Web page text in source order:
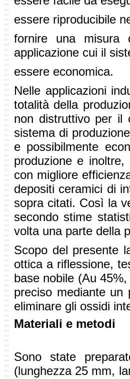
essere riproducibile
fornire una misura
applicazione cui il
essere economica.
Nelle applicazioni
totalità della
non distruttivo per il
sistema di
e possibilmente
produzione e
con migliore
depositi ceramici di
sopra citati. Così la
secondo stime
volta una parte della
Scopo del presente
ottica a riflessione,
base nobile (Au
preciso mediante un
eliminare gli ossidi
Materiali e metodi
Sono state
(lunghezza 25 mm,